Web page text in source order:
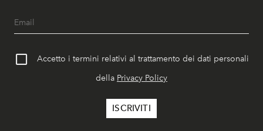
Accetto i termini relativi al trattamento dei dati personali
della Privacy Policy